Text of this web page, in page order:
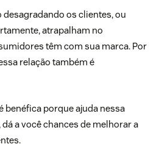
os clientes, ou
atrapalham no
têm com sua marca. Por
relação também é
benéfica porque ajuda nessa
a você chances de melhorar a